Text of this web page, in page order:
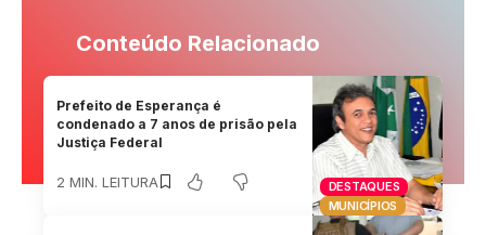
Conteúdo Relacionado
DESTAQUES
MUNICÍPIOS
Prefeito de Esperança é
condenado a 7 anos de prisão pela
Justiça Federal
2 MIN. LEITURA